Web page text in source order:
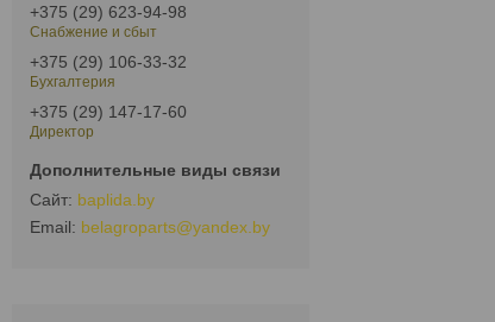
+375 (29) 623-94-98
Снабжение и сбыт
+375 (29) 106-33-32
Бухгалтерия
+375 (29) 147-17-60
Директор
baplida.by
belagroparts@yandex.by